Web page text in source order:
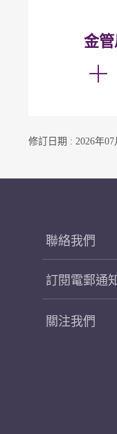
金
修訂日期 : 2026年07
聯絡我們
訂閱電郵通
關注我們